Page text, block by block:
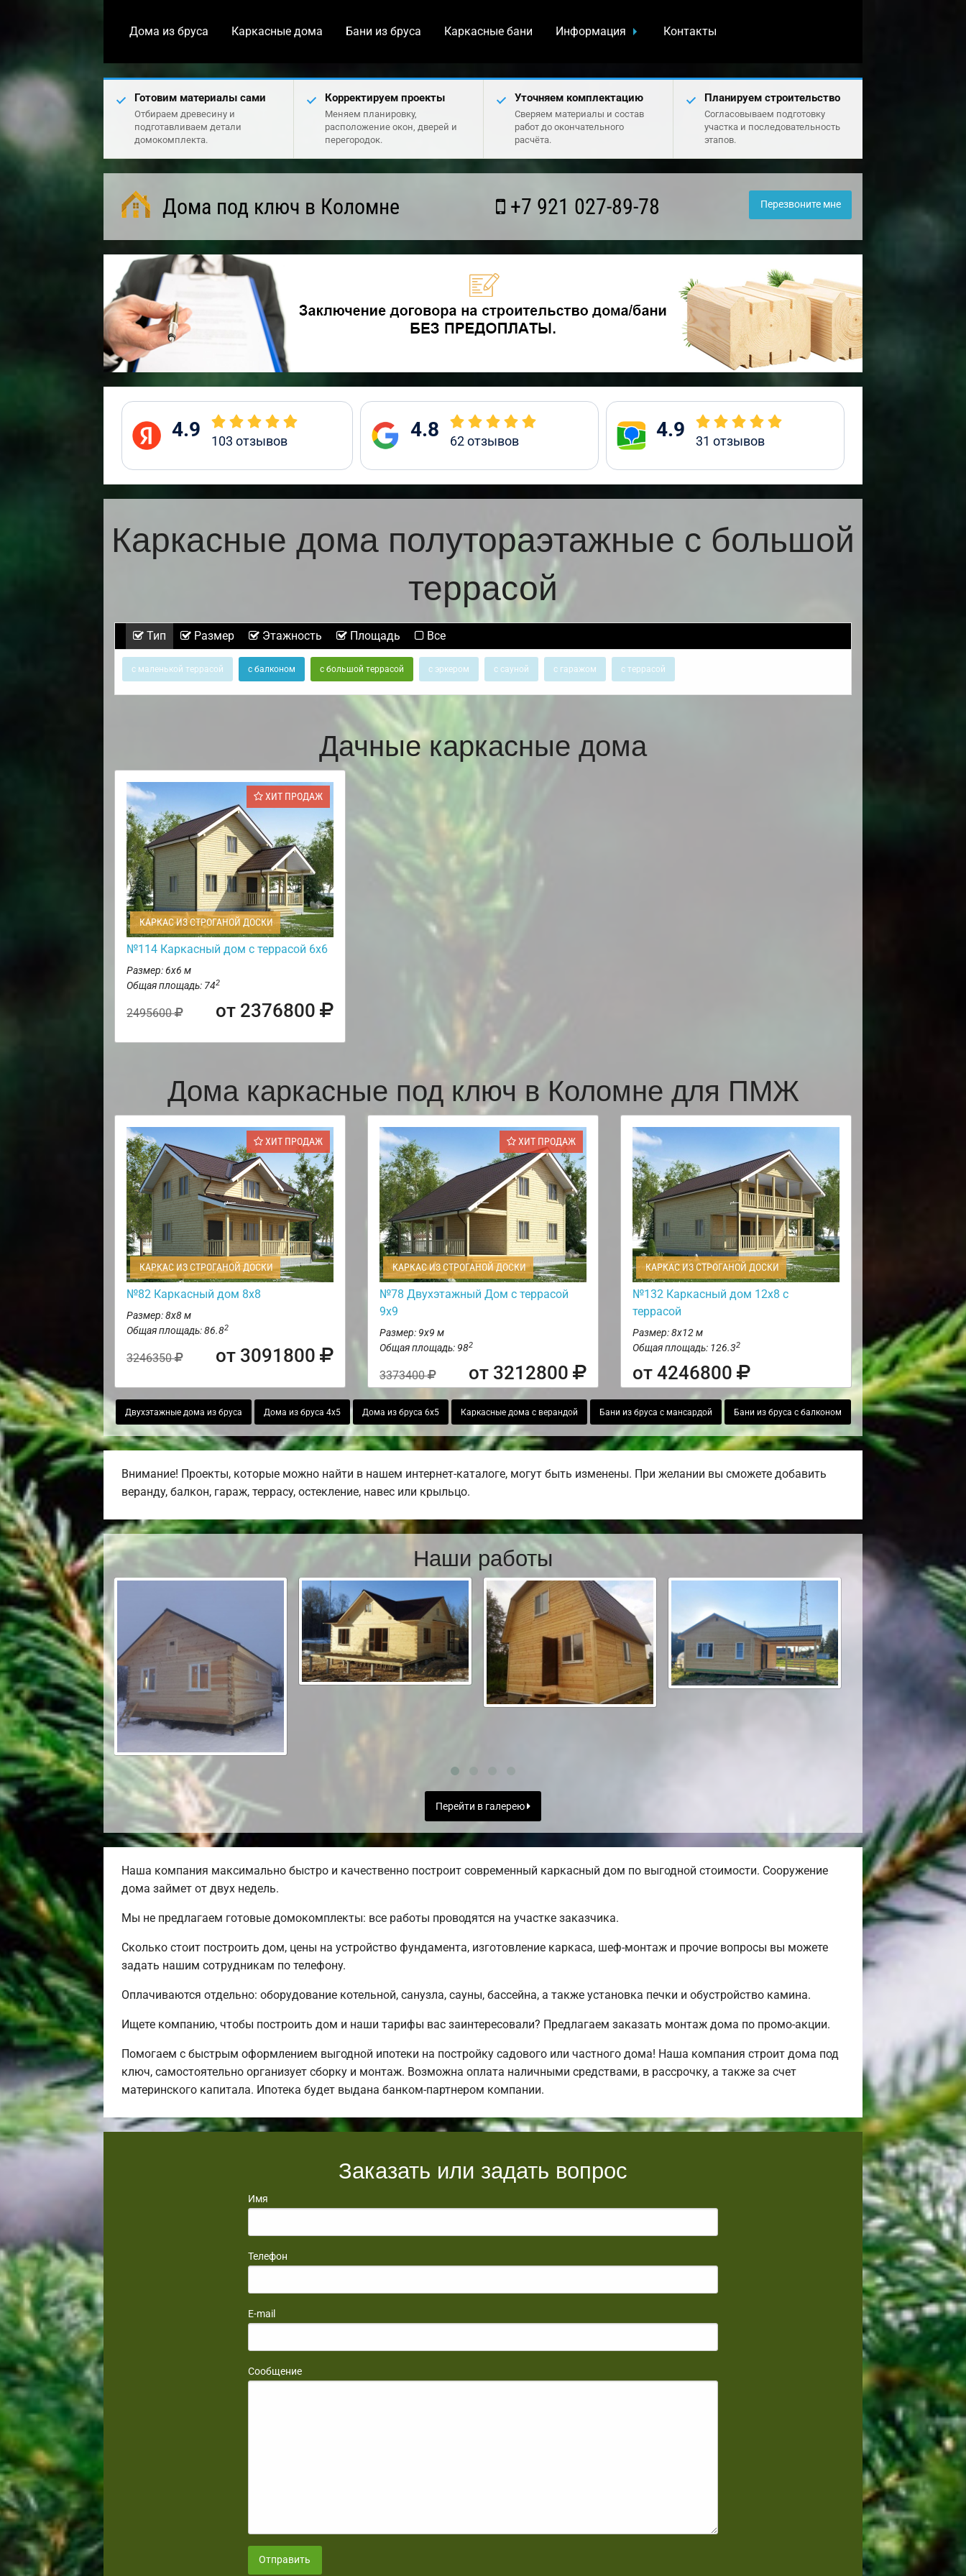
Дома из бруса Каркасные дома Бани из бруса Каркасные бани Информация Контакты
Готовим материалы сами
Отбираем древесину и
подготавливаем детали
домокомплекта.
Корректируем проекты
Меняем планировку,
расположение окон, дверей и
перегородок.
Уточняем комплектацию
Сверяем материалы и состав
работ до окончательного
расчёта.
Планируем строительство
Согласовываем подготовку
участка и последовательность
этапов.
Дома под ключ в Коломне +7 921 027-89-78 Перезвоните мне
4.9 103 отзывов 4.8 62отзывов 4.9 31 отзывов
Каркасные дома полутораэтажные с большой
террасой
Тип Размер Этажность Площадь Все
с маленькой террасой с балконом с большой террасой с эркером с сауной с гаражом с террасой
Дачные каркасные дома
ХИТ ПРОДАЖ
КАРКАС ИЗ СТРОГАНОЙ ДОСКИ
№114 Каркасный дом с террасой 6х6
Размер: 6х6 м
Общая площадь: 742
2495600 от 2376800
Дома каркасные под ключ в Коломне для ПМЖ
ХИТ ПРОДАЖ
КАРКАС ИЗ СТРОГАНОЙ ДОСКИ
№82 Каркасный дом 8х8
Размер: 8х8 м
Общая площадь: 86.82
3246350 от 3091800
ХИТ ПРОДАЖ
КАРКАС ИЗ СТРОГАНОЙ ДОСКИ
№78 Двухэтажный Дом с террасой
9х9
Размер: 9х9 м
Общая площадь: 982
3373400 от 3212800
КАРКАС ИЗ СТРОГАНОЙ ДОСКИ
№132 Каркасный дом 12х8 с
террасой
Размер: 8х12 м
Общая площадь: 126.32
от 4246800
Двухэтажные дома из бруса Дома из бруса 4х5 Дома из бруса 6х5 Каркасные дома с верандой Бани из бруса с мансардой Бани из бруса с балконом
Внимание! Проекты, которые можно найти в нашем интернет-каталоге, могут быть изменены. При желании вы сможете добавить
веранду, балкон, гараж, террасу, остекление, навес или крыльцо.
Наши работы
Перейти в галерею
Наша компания максимально быстро и качественно построит современный каркасный дом по выгодной стоимости. Сооружение
дома займет от двух недель.
Мы не предлагаем готовые домокомплекты: все работы проводятся на участке заказчика.
Сколько стоит построить дом, цены на устройство фундамента, изготовление каркаса, шеф-монтаж и прочие вопросы вы можете
задать нашим сотрудникам по телефону.
Оплачиваются отдельно: оборудование котельной, санузла, сауны, бассейна, а также установка печки и обустройство камина.
Ищете компанию, чтобы построить дом и наши тарифы вас заинтересовали? Предлагаем заказать монтаж дома по промо-акции.
Помогаем с быстрым оформлением выгодной ипотеки на постройку садового или частного дома! Наша компания строит дома под
ключ, самостоятельно организует сборку и монтаж. Возможна оплата наличными средствами, в рассрочку, а также за счет
материнского капитала. Ипотека будет выдана банком-партнером компании.
Заказать или задать вопрос
Имя
Телефон
E-mail
Сообщение
Отправить